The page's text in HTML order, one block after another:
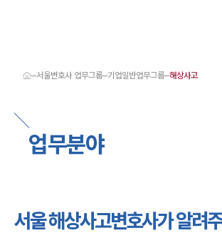
서울변호사
형사변호사
강남이혼변호사
서울학교폭력변호사
서울변호사 주요 업무사례
서울 분사무소 오시는 길
서울변호사 업무그룹 기업일반업무그룹
업무분야
서울 해상사고변호사가 알려